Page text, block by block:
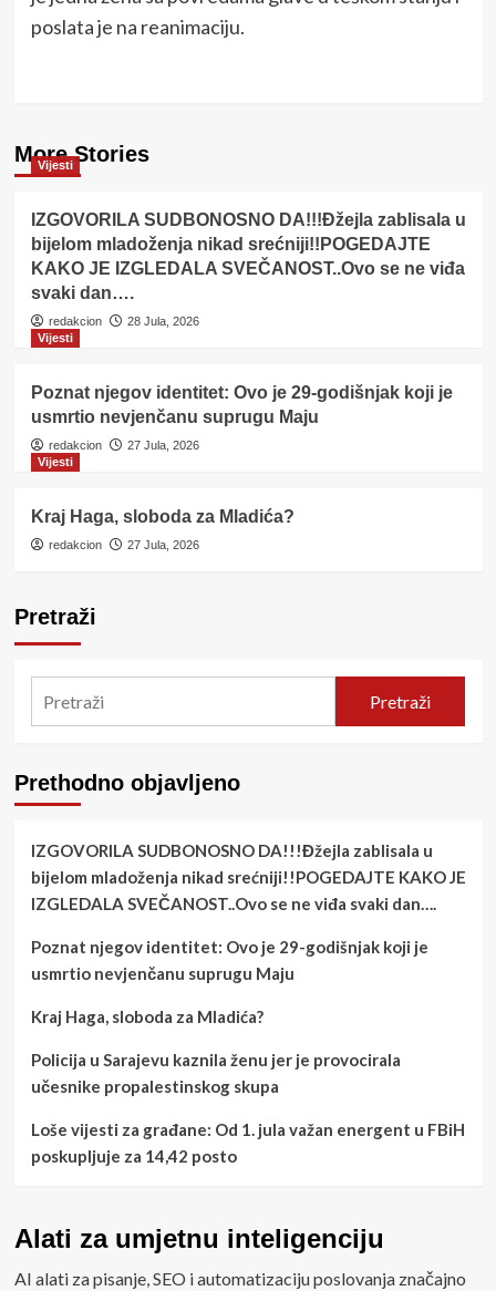
poslata je na reanimaciju.
More Stories
Vijesti
IZGOVORILA SUDBONOSNO DA!!!Đžejla zablisala u
bijelom mladoženja nikad srećniji!!POGEDAJTE
KAKO JE IZGLEDALA SVEČANOST..Ovo se ne viđa
svaki dan….
redakcion
28 Jula, 2026
Vijesti
Poznat njegov identitet: Ovo je 29-godišnjak koji je
usmrtio nevjenčanu suprugu Maju
redakcion
27 Jula, 2026
Vijesti
Kraj Haga, sloboda za Mladića?
redakcion 27 Jula, 2026
Pretraži
Pretraži
Prethodno objavljeno
IZGOVORILA SUDBONOSNO DA!!!Đžejla zablisala u
bijelom mladoženja nikad srećniji!!POGEDAJTE KAKO JE
IZGLEDALA SVEČANOST..Ovo se ne viđa svaki dan….
Poznat njegov identitet: Ovo je 29-godišnjak koji je
usmrtio nevjenčanu suprugu Maju
Kraj Haga, sloboda za Mladića?
Policija u Sarajevu kaznila ženu jer je provocirala
učesnike propalestinskog skupa
Loše vijesti za građane: Od 1. jula važan energent u FBiH
poskupljuje za 14,42 posto
Alati za umjetnu inteligenciju
AI alati za pisanje, SEO i automatizaciju poslovanja značajno